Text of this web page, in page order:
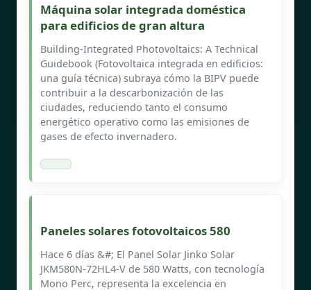
Máquina solar integrada doméstica
para edificios de gran altura
Building-Integrated Photovoltaics: A Technical
Guidebook (Fotovoltaica integrada en edificios:
una guía técnica) subraya cómo la BIPV puede
contribuir a la descarbonización de las
ciudades, reduciendo tanto el consumo
energético operativo como las emisiones de
gases de efecto invernadero.
Paneles solares fotovoltaicos 580
Hace 6 días &#; El Panel Solar Jinko Solar
JKM580N-72HL4-V de 580 Watts, con tecnología
Mono Perc, representa la excelencia en